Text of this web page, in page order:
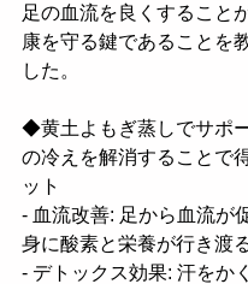
足の血流を良くすること
康を守る鍵であることを
した。
◆黄土よもぎ蒸しでサポ
の冷えを解消することで
ット
- 血流改善: 足から血流が
身に酸素と栄養が行き渡
- デトックス効果: 汗をか